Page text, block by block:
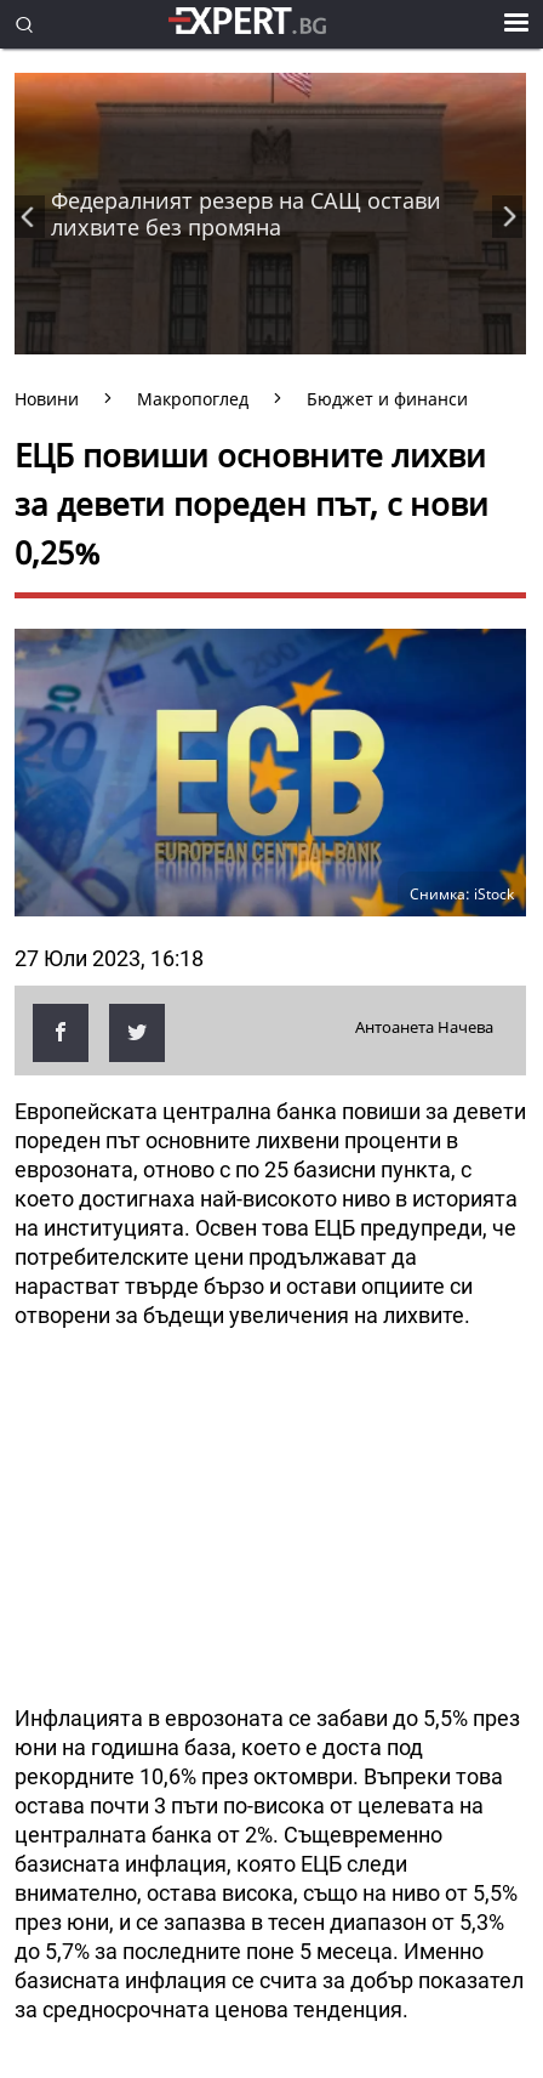
Федералният резерв на САЩ остави
лихвите без промяна
Новини Макропоглед Бюджет и финанси
ЕЦБ повиши основните лихви
за девети пореден път, с нови
0,25%
Снимка: iStock
27 Юли 2023, 16:18
Антоанета Начева
Европейската централна банка повиши за девети
пореден път основните лихвени проценти в
еврозоната, отново с по 25 базисни пункта, с
което достигнаха най-високото ниво в историята
на институцията. Освен това ЕЦБ предупреди, че
потребителските цени продължават да
нарастват твърде бързо и остави опциите си
отворени за бъдещи увеличения на лихвите.
Инфлацията в еврозоната се забави до 5,5% през
юни на годишна база, което е доста под
рекордните 10,6% през октомври. Въпреки това
остава почти 3 пъти по-висока от целевата на
централната банка от 2%. Същевременно
базисната инфлация, която ЕЦБ следи
внимателно, остава висока, също на ниво от 5,5%
през юни, и се запазва в тесен диапазон от 5,3%
до 5,7% за последните поне 5 месеца. Именно
базисната инфлация се счита за добър показател
за средносрочната ценова тенденция.